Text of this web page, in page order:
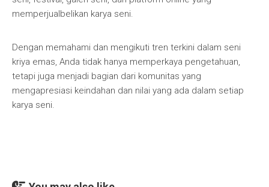
memperjualbelikan karya seni.
Dengan memahami dan mengikuti tren terkini dalam seni
kriya emas, Anda tidak hanya memperkaya pengetahuan,
tetapi juga menjadi bagian dari komunitas yang
mengapresiasi keindahan dan nilai yang ada dalam setiap
karya seni.